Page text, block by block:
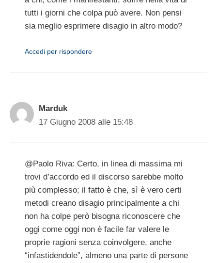
tutti i giorni che colpa può avere. Non pensi
sia meglio esprimere disagio in altro modo?
Accedi per rispondere
Marduk
17 Giugno 2008 alle 15:48
@Paolo Riva: Certo, in linea di massima mi
trovi d’accordo ed il discorso sarebbe molto
più complesso; il fatto è che, sì è vero certi
metodi creano disagio principalmente a chi
non ha colpe però bisogna riconoscere che
oggi come oggi non è facile far valere le
proprie ragioni senza coinvolgere, anche
“infastidendole”, almeno una parte di persone